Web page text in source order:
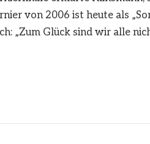
von 2006 ist heute als
„Zum Glück sind wir alle